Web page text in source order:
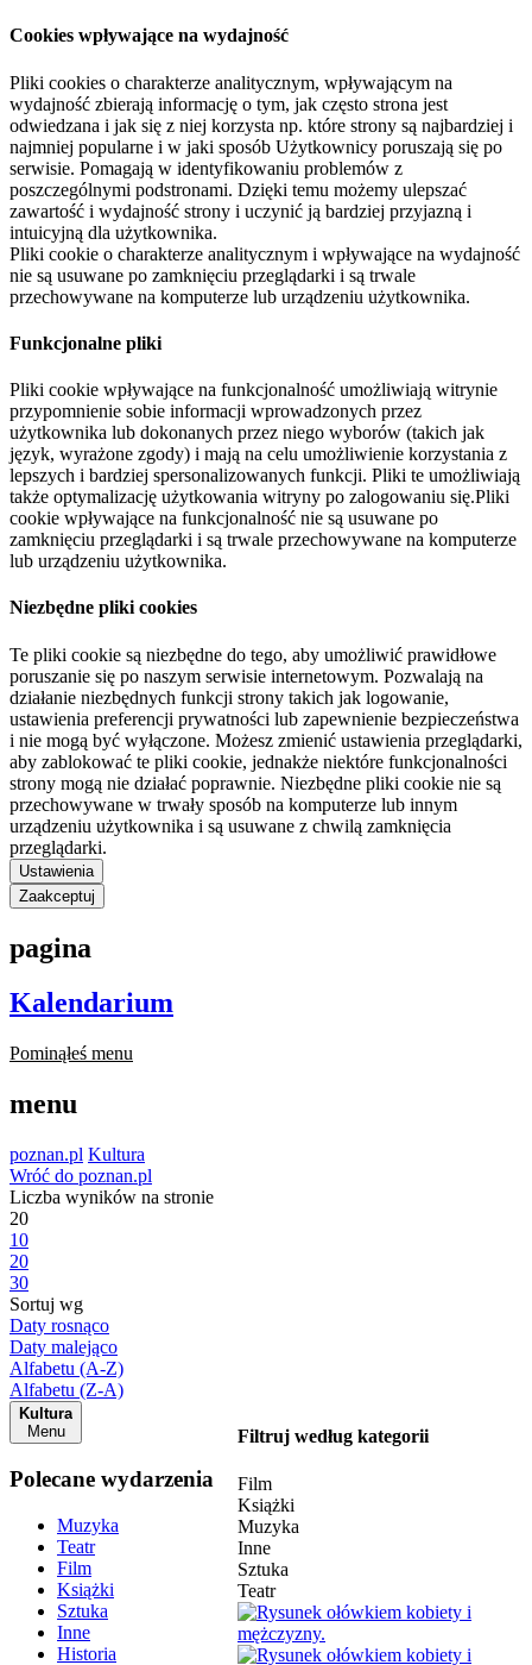
Cookies wpływające na wydajność
Pliki cookies o charakterze analitycznym, wpływającym na
wydajność zbierają informację o tym, jak często strona jest
odwiedzana i jak się z niej korzysta np. które strony są najbardziej i
najmniej popularne i w jaki sposób Użytkownicy poruszają się po
serwisie. Pomagają w identyfikowaniu problemów z
poszczególnymi podstronami. Dzięki temu możemy ulepszać
zawartość i wydajność strony i uczynić ją bardziej przyjazną i
intuicyjną dla użytkownika.
Pliki cookie o charakterze analitycznym i wpływające na wydajność
nie są usuwane po zamknięciu przeglądarki i są trwale
przechowywane na komputerze lub urządzeniu użytkownika.
Funkcjonalne pliki
Pliki cookie wpływające na funkcjonalność umożliwiają witrynie
przypomnienie sobie informacji wprowadzonych przez
użytkownika lub dokonanych przez niego wyborów (takich jak
język, wyrażone zgody) i mają na celu umożliwienie korzystania z
lepszych i bardziej spersonalizowanych funkcji. Pliki te umożliwiają
także optymalizację użytkowania witryny po zalogowaniu się.Pliki
cookie wpływające na funkcjonalność nie są usuwane po
zamknięciu przeglądarki i są trwale przechowywane na komputerze
lub urządzeniu użytkownika.
Niezbędne pliki cookies
Te pliki cookie są niezbędne do tego, aby umożliwić prawidłowe
poruszanie się po naszym serwisie internetowym. Pozwalają na
działanie niezbędnych funkcji strony takich jak logowanie,
ustawienia preferencji prywatności lub zapewnienie bezpieczeństwa
i nie mogą być wyłączone. Możesz zmienić ustawienia przeglądarki,
aby zablokować te pliki cookie, jednakże niektóre funkcjonalności
strony mogą nie działać poprawnie. Niezbędne pliki cookie nie są
przechowywane w trwały sposób na komputerze lub innym
urządzeniu użytkownika i są usuwane z chwilą zamknięcia
przeglądarki.
Ustawienia
Zaakceptuj
pagina
Kalendarium
Pominąłeś menu
menu
poznan.pl Kultura
Wróć do poznan.pl
Liczba wyników na stronie
20
10
20
30
Sortuj wg
Daty rosnąco
Daty malejąco
Alfabetu (A-Z)
Alfabetu (Z-A)
Kultura
Menu
Polecane wydarzenia
Muzyka
Teatr
Film
Książki
Sztuka
Inne
Historia
Filtruj według kategorii
Film
Książki
Muzyka
Inne
Sztuka
Teatr